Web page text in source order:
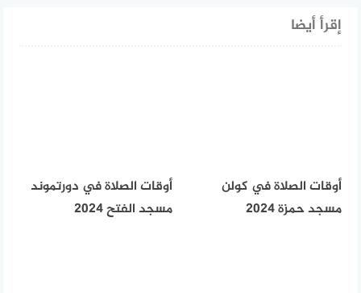
إقرأ أيضا
أوقات الصلاة في كولن
مسجد حمزة 2024
أوقات الصلاة في دورتموند
مسجد الفتح 2024